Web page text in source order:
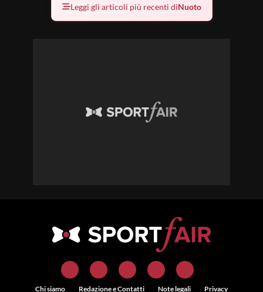
Leggi gli articoli più recenti diNuoto
Chi siamo Redazione e Contatti Note legali Privacy